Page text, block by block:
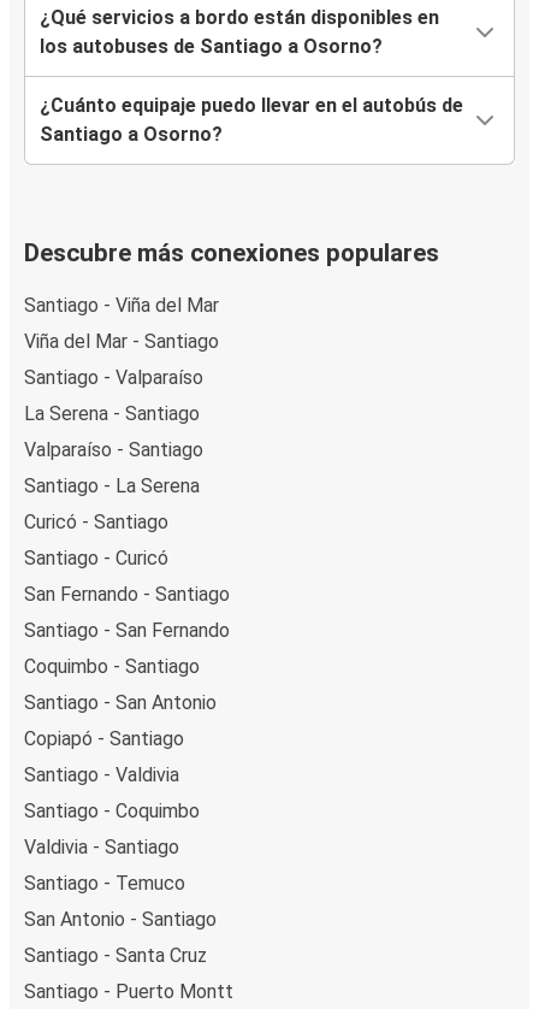
¿Qué servicios a bordo están disponibles en
los autobuses de Santiago a Osorno?
¿Cuánto equipaje puedo llevar en el autobús de
Santiago a Osorno?
Descubre más conexiones populares
Santiago - Viña del Mar
Viña del Mar - Santiago
Santiago - Valparaíso
La Serena - Santiago
Valparaíso - Santiago
Santiago - La Serena
Curicó - Santiago
Santiago - Curicó
San Fernando - Santiago
Santiago - San Fernando
Coquimbo - Santiago
Santiago - San Antonio
Copiapó - Santiago
Santiago - Valdivia
Santiago - Coquimbo
Valdivia - Santiago
Santiago - Temuco
San Antonio - Santiago
Santiago - Santa Cruz
Santiago - Puerto Montt